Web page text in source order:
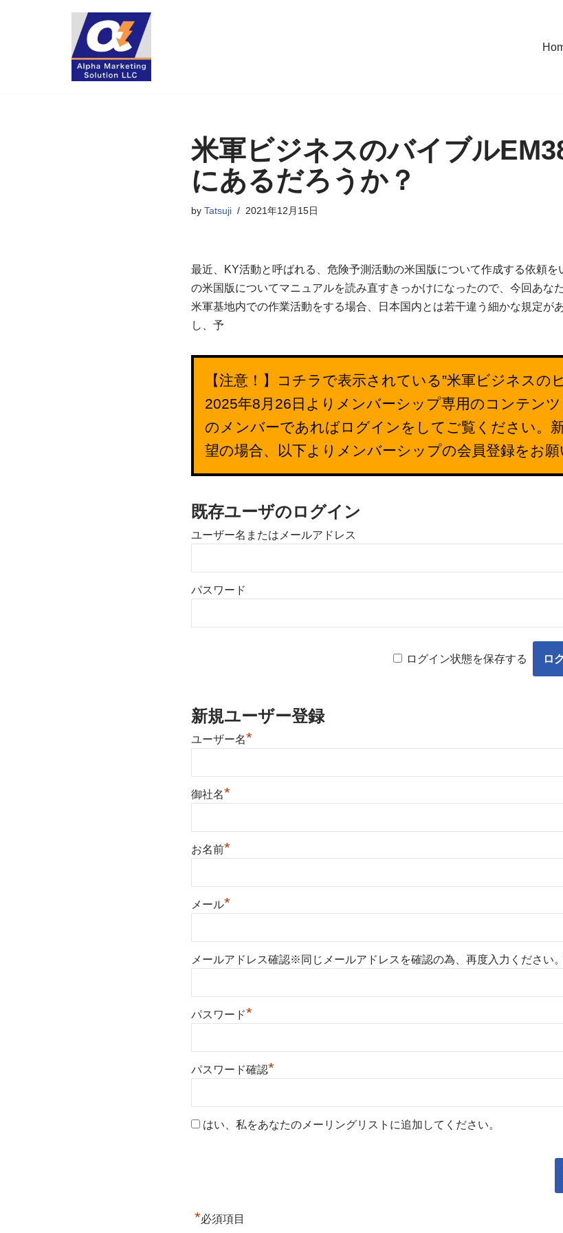
米軍ビジネスのバイブル
にあるだろうか？
by Tatsuji 2021年12月15日
最近、KY活動と呼ばれる、危険予測活動の米国版について作成する依頼
の米国版についてマニュアルを読み直すきっかけになったので、今回あな
米軍基地内での作業活動をする場合、日本国内とは若干違う細かな規定が
し、予
【注意！】コチラで表示されている”米軍ビジネスの
2025年8月26日よりメンバーシップ専用のコンテン
のメンバーであればログインをしてご覧ください。
望の場合、以下よりメンバーシップの会員登録をお願
既存ユーザのログイン
ユーザー名またはメールアドレス
パスワード
ログイン状態を保存する
新規ユーザー登録
ユーザー名*
御社名*
お名前*
メール*
メールアドレス確認※同じメールアドレスを確認の為、再度入力ください。
パスワード*
パスワード確認*
はい、私をあなたのメーリングリストに追加してください。
*必須項目